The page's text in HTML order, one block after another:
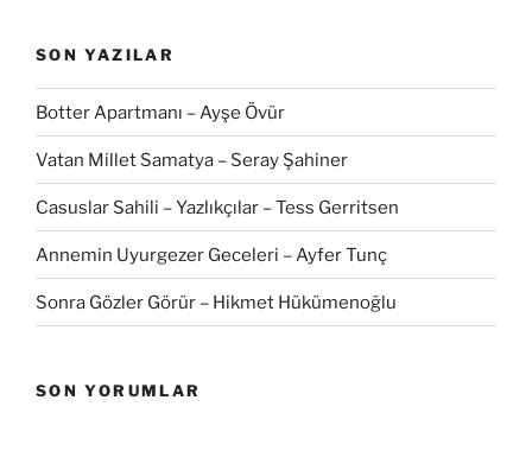
SON YAZILAR
Botter Apartmanı – Ayşe Övür
Vatan Millet Samatya – Seray Şahiner
Casuslar Sahili – Yazlıkçılar – Tess Gerritsen
Annemin Uyurgezer Geceleri – Ayfer Tunç
Sonra Gözler Görür – Hikmet Hükümenoğlu
SON YORUMLAR